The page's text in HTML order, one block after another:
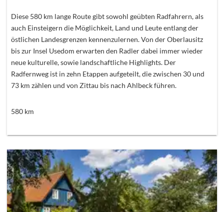
Diese 580 km lange Route gibt sowohl geübten Radfahrern, als
auch Einsteigern die Möglichkeit, Land und Leute entlang der
östlichen Landesgrenzen kennenzulernen. Von der Oberlausitz
bis zur Insel Usedom erwarten den Radler dabei immer wieder
neue kulturelle, sowie landschaftliche Highlights. Der
Radfernweg ist in zehn Etappen aufgeteilt, die zwischen 30 und
73 km zählen und von Zittau bis nach Ahlbeck führen.
580km